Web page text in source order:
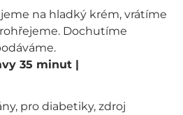
na hladký krém, vrátíme
Dochutíme
35 minut |
pro diabetiky, zdroj